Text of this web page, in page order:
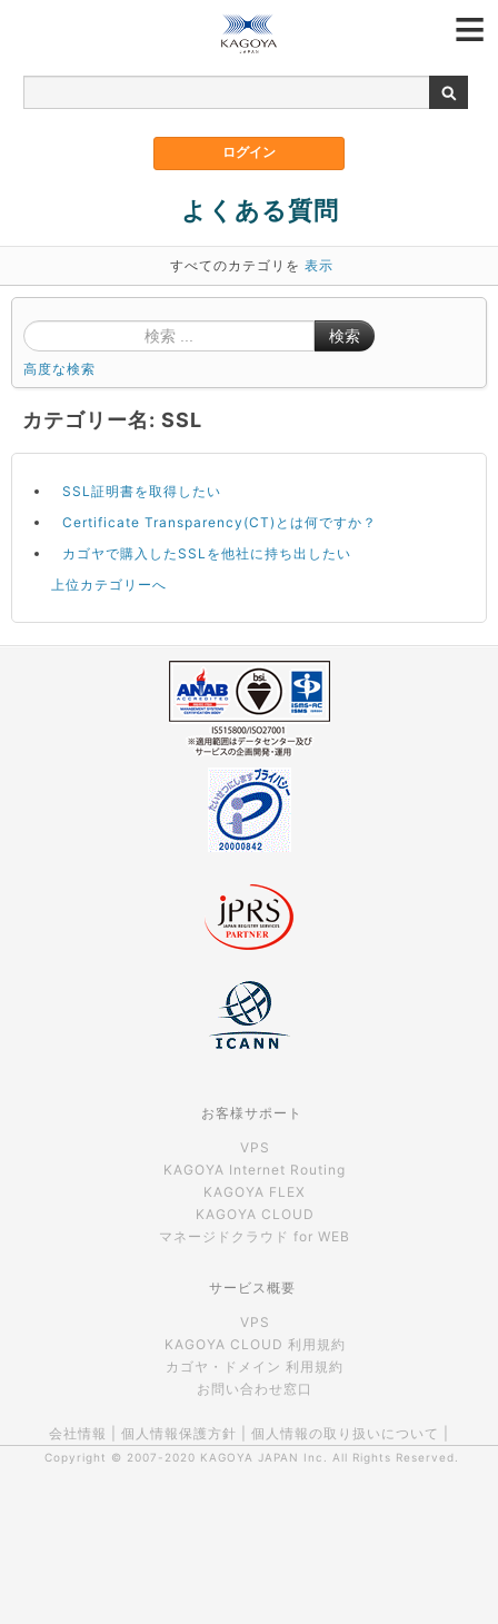
よくある質問
すべてのカテゴリを 表示
検索
高度な検索
カテゴリー名: SSL
SSL証明書を取得したい
Certificate Transparency(CT)とは何ですか？
カゴヤで購入したSSLを他社に持ち出したい
上位カテゴリーへ
お客様サポート
VPS
KAGOYA Internet Routing
KAGOYA FLEX
KAGOYA CLOUD
マネージドクラウド for WEB
サービス概要
VPS
KAGOYA CLOUD 利用規約
カゴヤ・ドメイン 利用規約
お問い合わせ窓口
会社情報 個人情報保護方針 個人情報の取り扱いについて
Copyright © 2007-2020 KAGOYA JAPAN Inc. All Rights Reserved.